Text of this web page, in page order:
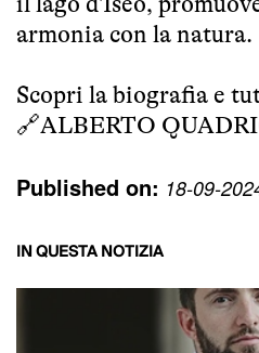
armonia con la natura.
Scopri la biografia e
🔗ALBERTO
Published on: 18-09-
IN QUESTA NOTIZIA